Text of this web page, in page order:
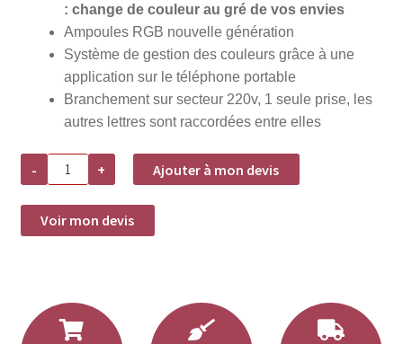
: change de couleur au gré de vos envies
Ampoules RGB nouvelle génération
Système de gestion des couleurs grâce à une
application sur le téléphone portable
Branchement sur secteur 220v, 1 seule prise, les
autres lettres sont raccordées entre elles
-
quantité
Location
Grande
lettre
RGB
+ Ajouter à mon devis
Voir mon devis